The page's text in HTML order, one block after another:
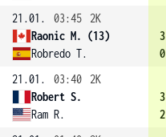
21.01.
03:45
2K
Raonic M. (13)
Robredo T.
3
0
21.01.
03:40
2K
Robert S.
Ram R.
3
2